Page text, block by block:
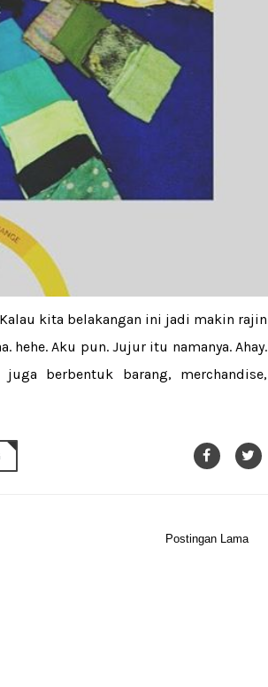
kita belakangan ini jadi makin rajin
hehe. Aku pun. Jujur itu namanya. Ahay.
berbentuk barang, merchandise,
Postingan Lama